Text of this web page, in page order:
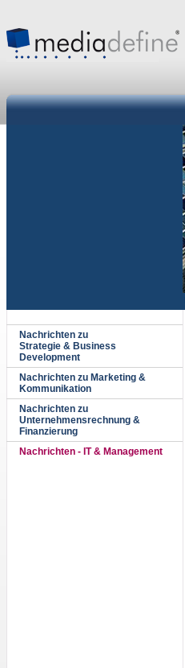
Nachrichten zu
Strategie & Business
Development
Nachrichten zu Marketing &
Kommunikation
Nachrichten zu
Unternehmensrechnung &
Finanzierung
Nachrichten - IT & Management